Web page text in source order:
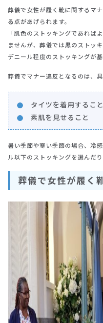
葬儀で女性が履く靴に関するマナ
る点があげられます。
「肌色のストッキングであれば
ませんが、葬儀では黒のストッ
デニール程度のストッキングが基
葬儀でマナー違反となるのは、
タイツを着用すること
素肌を見せること
暑い季節や寒い季節の場合、冷
ル以下のストッキングを選んだ
葬儀で女性が履く